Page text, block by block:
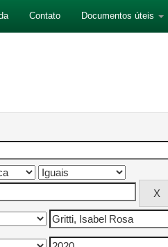
Contato Documentos úteis